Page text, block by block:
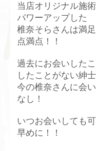
当店オリジナル施
パワーアップした
椎奈そらさんは満
点満点！！
過去にお会いした
したことがない紳
今の椎奈さんに会
なし！
いつお会いしても
早めに！！